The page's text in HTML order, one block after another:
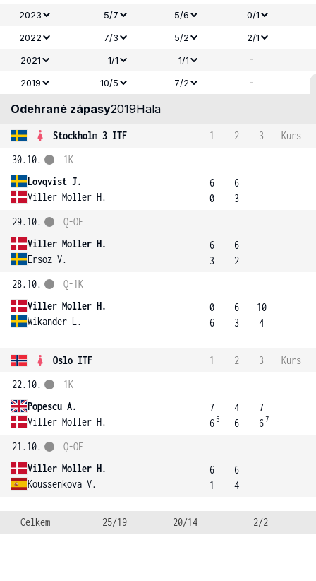
2023 5/7 5/6
0/1
2022
7/3 5/2
2/1
2021
1/1 1/1 -
2019 10/5 7/2 -
Odehrané zápasy2019Hala
Stockholm 3 ITF 1 2 3
Kurs
30.10.
Lovqvist J.
Viller Moller H.
1K
6
0
6
3
29.10.
Viller Moller H.
Ersoz V.
Q-OF
6
3
6
2
28.10.
Viller Moller H.
Wikander L.
Q-1K
0
6
6
3
10
4
Oslo ITF 1 2 3
Kurs
22.10.
Popescu A.
Viller Moller H.
1K
7
6 5
4
6
7
67
21.10.
Viller Moller H.
Koussenkova V.
Q-OF
6
1
6
4
Celkem 25/19 20/14 2/2